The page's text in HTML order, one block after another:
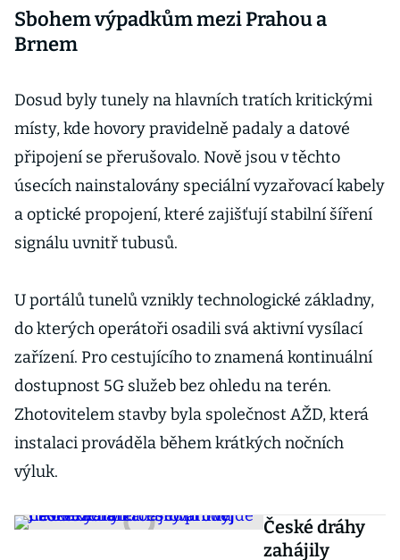
Sbohem výpadkům mezi Prahou a
Brnem
Dosud byly tunely na hlavních tratích kritickými
místy, kde hovory pravidelně padaly a datové
připojení se přerušovalo. Nově jsou v těchto
úsecích nainstalovány speciální vyzařovací kabely
a optické propojení, které zajišťují stabilní šíření
signálu uvnitř tubusů.
U portálů tunelů vznikly technologické základny,
do kterých operátoři osadili svá aktivní vysílací
zařízení. Pro cestujícího to znamená kontinuální
dostupnost 5G služeb bez ohledu na terén.
Zhotovitelem stavby byla společnost AŽD, která
instalaci prováděla během krátkých nočních
výluk.
České dráhy
zahájily